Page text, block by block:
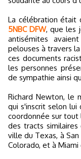
La célébration était
5NBC DFW, que les
antisémites
pelouses à travers
ces documents
les personnes
de sympathie ainsi
Richard Newton, le
qui s'inscrit selon lui
coordonnée sur tout
des tracts
ville du Texas, à
Colorado, et à Miami